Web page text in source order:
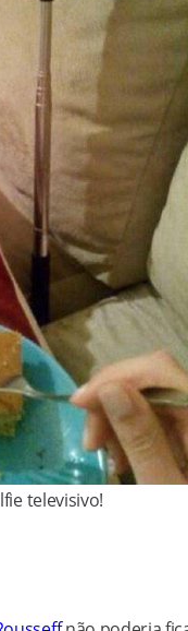
televisivo!